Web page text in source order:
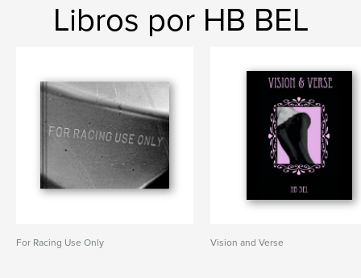
Libros por HB BEL
For Racing Use Only Vision and Verse